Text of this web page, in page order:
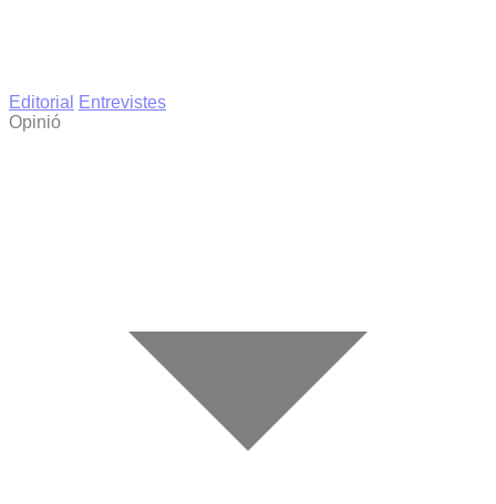
Editorial
Entrevistes
Opinió